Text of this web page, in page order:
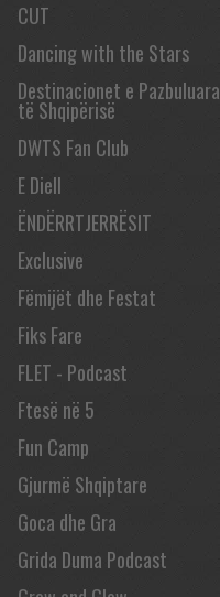
CUT
Dancing with the Stars
Destinacionet e Pazbuluara
të Shqipërisë
DWTS Fan Club
E Diell
ËNDËRRTJERRËSIT
Exclusive
Fëmijët dhe Festat
Fiks Fare
FLET - Podcast
Ftesë në 5
Fun Camp
Gjurmë Shqiptare
Goca dhe Gra
Grida Duma Podcast